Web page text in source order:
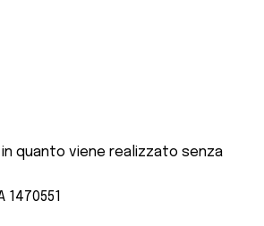
quanto viene realizzato senza
1470551